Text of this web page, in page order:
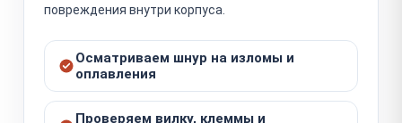
повреждения внутри корпуса.
Осматриваем шнур на изломы и
оплавления
Проверяем вилку, клеммы и